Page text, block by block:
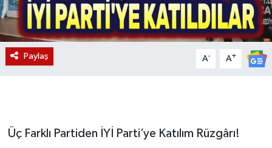
Paylaş A- A+
Üç Farklı Partiden İYİ Parti’ye Katılım Rüzgârı!